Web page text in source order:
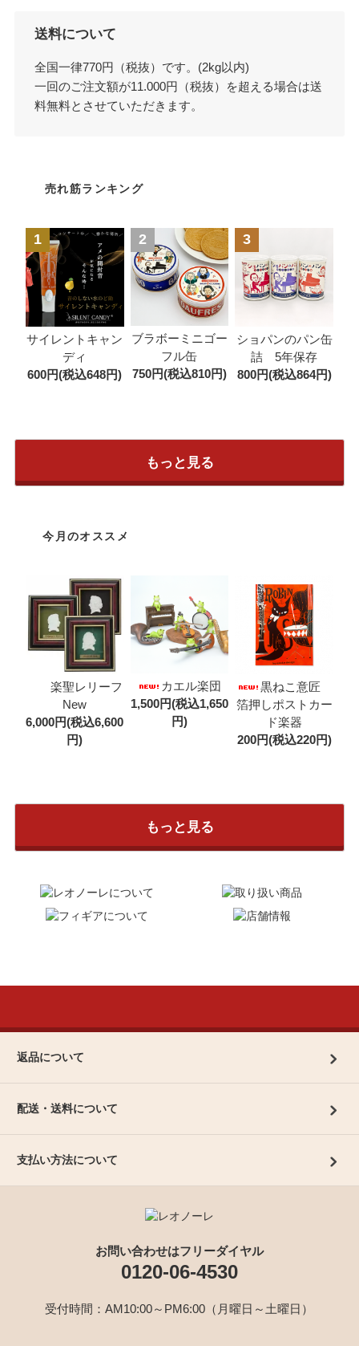
送料について
全国一律770円（税抜）です。(2kg以内)
一回のご注文額が11.000円（税抜）を超える場合は送
料無料とさせていただきます。
売れ筋ランキング
1
サイレントキャン
ディ
600円(税込648円)
2
ブラボーミニゴー
フル缶
750円(税込810円)
3
ショパンのパン缶
詰 5年保存
800円(税込864円)
もっと見る
今月のオススメ
楽聖レリーフ
New
6,000円(税込6,600
円)
カエル楽団
1,500円(税込1,650
円)
黒ねこ意匠
箔押しポストカー
ド楽器
200円(税込220円)
もっと見る
返品について
配送・送料について
支払い方法について
お問い合わせはフリーダイヤル
0120-06-4530
受付時間：AM10:00～PM6:00（月曜日～土曜日）